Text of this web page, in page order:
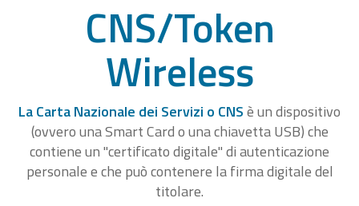
CNS/Token
Wireless
La Carta Nazionale dei Servizi o CNSè un dispositivo
(ovvero una Smart Card o una chiavetta USB) che
contiene un "certificato digitale" di autenticazione
personale e che può contenere la firma digitale del
titolare.